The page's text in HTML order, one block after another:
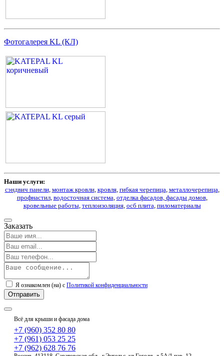
Фотогалерея KL (КЛ)
Наши услуги:
сэндвич панели, монтаж кровли, кровля, гибкая черепица металлочерепица
профнастил, водосточная система отделка фасадов, фасады домов,
кровельные работы, теплоизоляция, осб плита пиломатериалы
Заказать
Я ознакомлен (на) с Политикой конфиденциальности
Всё для крыши и фасада дома
+7 (960) 352 80 80
+7 (961) 053 25 25
+7 (962) 628 76 76